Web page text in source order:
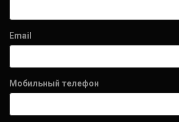
Email
Мобильный телефон